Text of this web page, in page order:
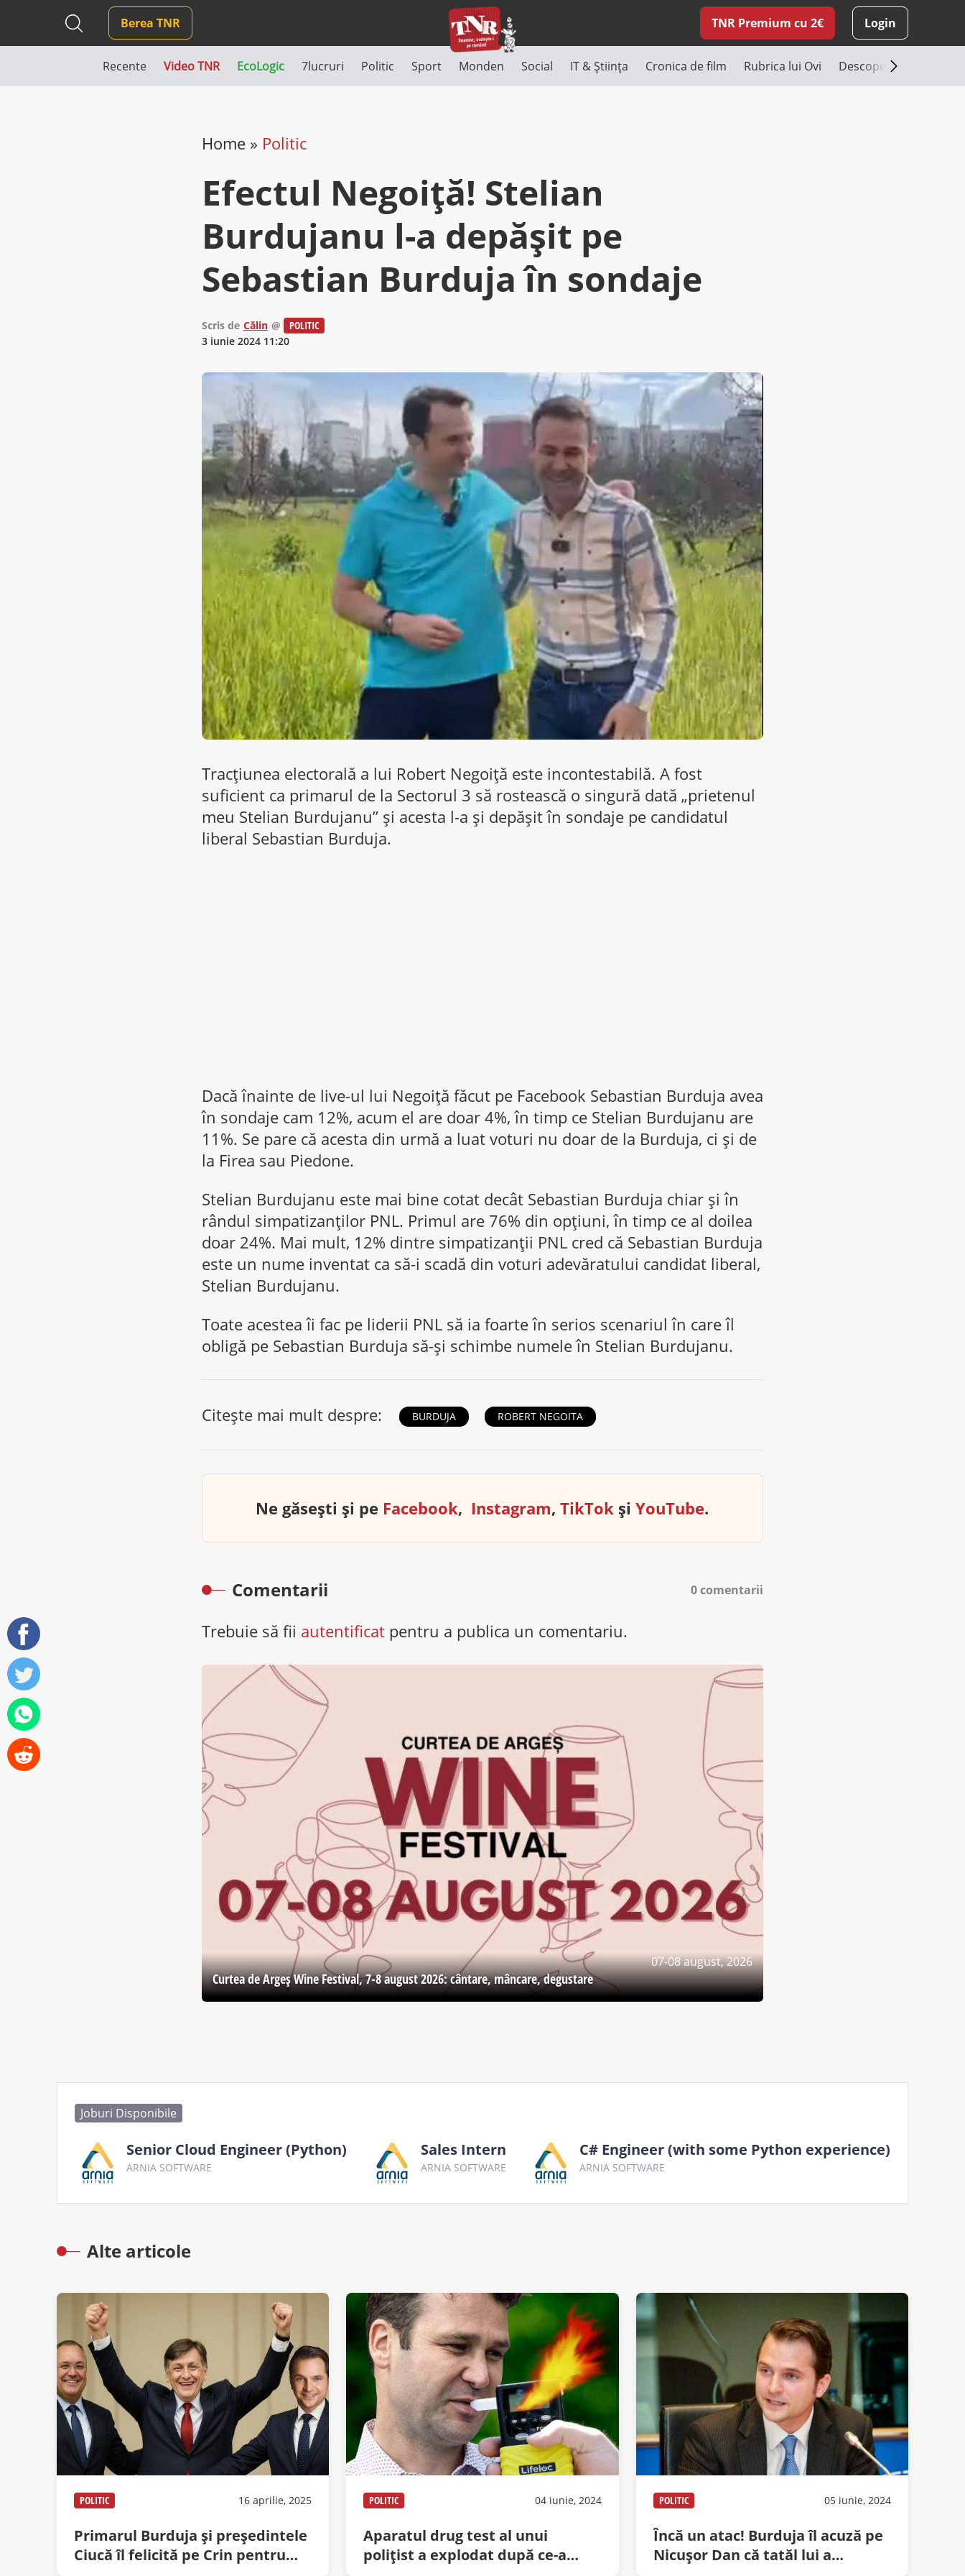
Berea TNR TNR Premium cu 2€ Login
Recente Video TNR EcoLogic 7lucruri Politic Sport Monden Social IT & Știința Cronica de film Rubrica lui Ovi Descoperă România
Home» Politic
Efectul Negoiţă! Stelian
Burdujanu l-a depăşit pe
Sebastian Burduja în sondaje
Scris de Călin @
POLITIC
3 iunie 2024 11:20
Tracțiunea electorală a lui Robert Negoiță este incontestabilă. A fost
suficient ca primarul de la Sectorul 3 să rostească o singură dată „prietenul
meu Stelian Burdujanu” și acesta l-a și depășit în sondaje pe candidatul
liberal Sebastian Burduja.
Dacă înainte de live-ul lui Negoiță făcut pe Facebook Sebastian Burduja avea
în sondaje cam 12%, acum el are doar 4%, în timp ce Stelian Burdujanu are
11%. Se pare că acesta din urmă a luat voturi nu doar de la Burduja, ci și de
la Firea sau Piedone.
Stelian Burdujanu este mai bine cotat decât Sebastian Burduja chiar și în
rândul simpatizanților PNL. Primul are 76% din opțiuni, în timp ce al doilea
doar 24%. Mai mult, 12% dintre simpatizanții PNL cred că Sebastian Burduja
este un nume inventat ca să-i scadă din voturi adevăratului candidat liberal,
Stelian Burdujanu.
Toate acestea îi fac pe liderii PNL să ia foarte în serios scenariul în care îl
obligă pe Sebastian Burduja să-și schimbe numele în Stelian Burdujanu.
Citește mai mult despre: BURDUJA ROBERT NEGOITA
Ne găsești și pe Facebook, Instagram,TikTok șiYouTube.
Comentarii 0 comentarii
Trebuie să fii autentificatpentru a publica un comentariu.
07-08 august, 2026
Curtea de Argeş Wine Festival, 7-8 august 2026: cântare, mâncare, degustare
Joburi Disponibile
Senior Cloud Engineer (Python)
ARNIA SOFTWARE
Sales Intern
ARNIA SOFTWARE
C# Engineer (with some Python experience)
ARNIA SOFTWARE
Alte articole
POLITIC 16 aprilie, 2025
Primarul Burduja şi preşedintele
Ciucă îl felicită pe Crin pentru
POLITIC 04 iunie, 2024
Aparatul drug test al unui
polițist a explodat după ce-a
POLITIC 05 iunie, 2024
Încă un atac! Burduja îl acuză pe
Nicuşor Dan că tatăl lui a